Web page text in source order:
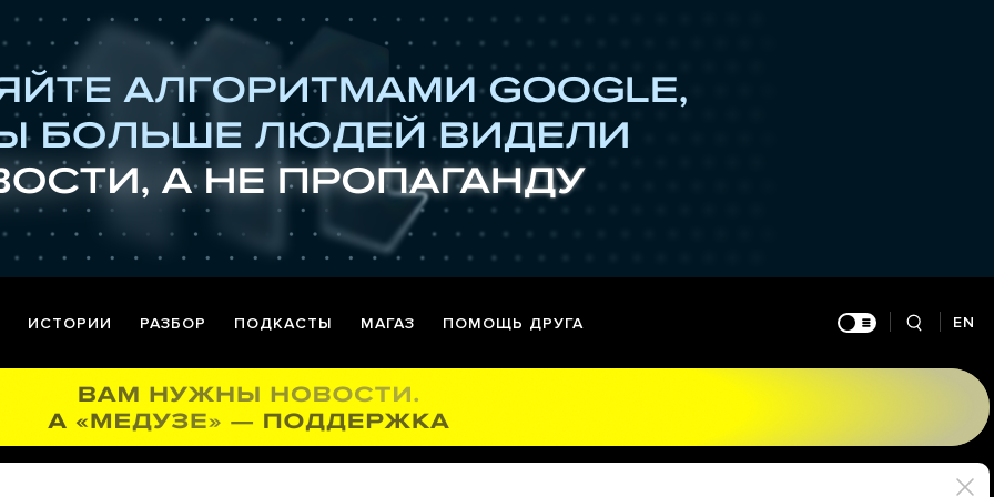
ИСТОРИИ РАЗБОР ПОДКАСТЫ МАГАЗ ПОМОЩЬ ДРУГА EN